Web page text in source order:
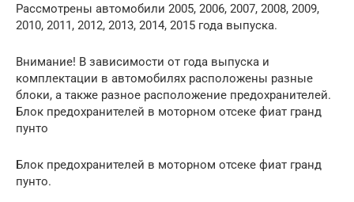
Рассмотрены автомобили 2005, 2006, 2007, 2008, 2009,
2010, 2011, 2012, 2013, 2014, 2015 года выпуска.
Внимание! В зависимости от года выпуска и
комплектации в автомобилях расположены разные
блоки, а также разное расположение предохранителей.
Блок предохранителей в моторном отсеке фиат гранд
пунто
Блок предохранителей в моторном отсеке фиат гранд
пунто.